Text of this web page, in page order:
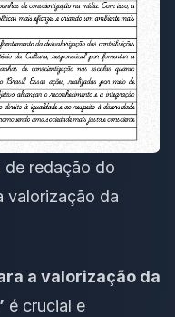
de redação do
valorização da
a valorização da
é crucial e